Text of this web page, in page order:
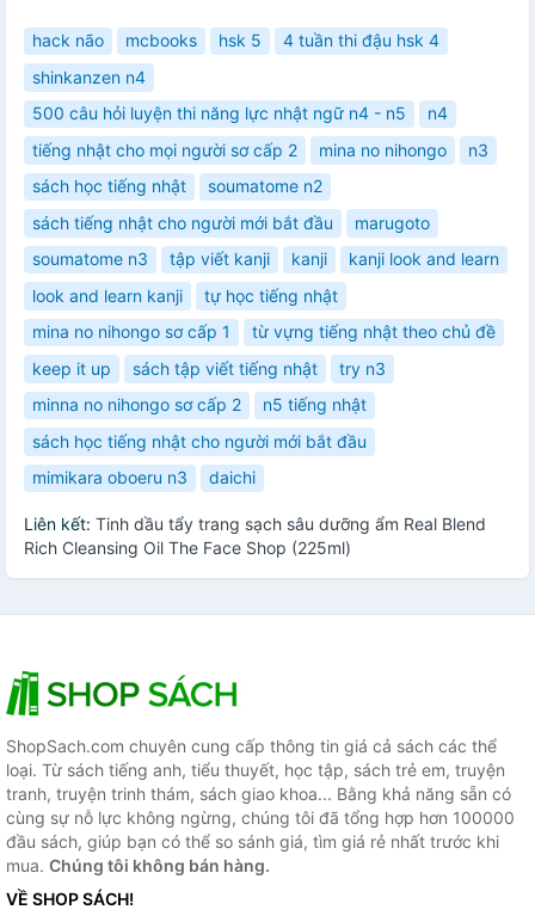
hack não mcbooks hsk 5
4 tuần thi đậu hsk 4
shinkanzen n4
500 câu hỏi luyện thi năng lực nhật ngữ n4 - n5
n4
tiếng nhật cho mọi người sơ cấp 2
mina no nihongo
n3
sách học tiếng nhật
soumatome n2
sách tiếng nhật cho người mới bắt đầu
marugoto
soumatome n3
tập viết kanji kanji
kanji look and learn
look and learn kanji
tự học tiếng nhật
mina no nihongo sơ cấp 1
từ vựng tiếng nhật theo chủ đề
keep it up
sách tập viết tiếng nhật
try n3
minna no nihongo sơ cấp 2
n5 tiếng nhật
sách học tiếng nhật cho người mới bắt đầu
mimikara oboeru n3
daichi
Liên kết: Tinh dầu tẩy trang sạch sâu dưỡng ẩm Real Blend
Rich Cleansing Oil The Face Shop (225ml)
ShopSach.com chuyên cung cấp thông tin giá cả sách các thể
loại. Từ sách tiếng anh, tiểu thuyết, học tập, sách trẻ em, truyện
tranh, truyện trinh thám, sách giao khoa... Bằng khả năng sẵn có
cùng sự nỗ lực không ngừng, chúng tôi đã tổng hợp hơn 100000
đầu sách, giúp bạn có thể so sánh giá, tìm giá rẻ nhất trước khi
mua. Chúng tôi không bán hàng.
VỀ SHOP SÁCH!